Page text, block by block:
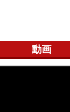
動画